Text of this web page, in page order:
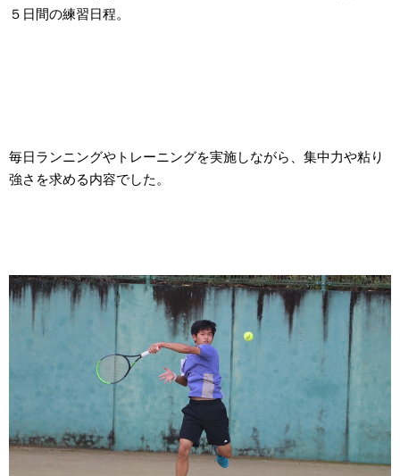
５日間の練習日程。
毎日ランニングやトレーニングを実施しながら、集中力や粘り
強さを求める内容でした。